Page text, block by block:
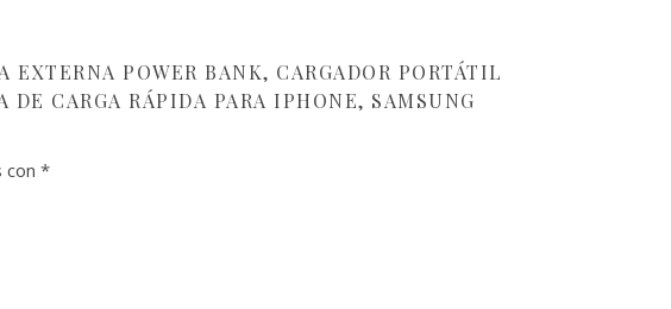
POWER BANK, CARGADOR PORTÁTIL
CARGA RÁPIDA PARA IPHONE, SAMSUNG
con *